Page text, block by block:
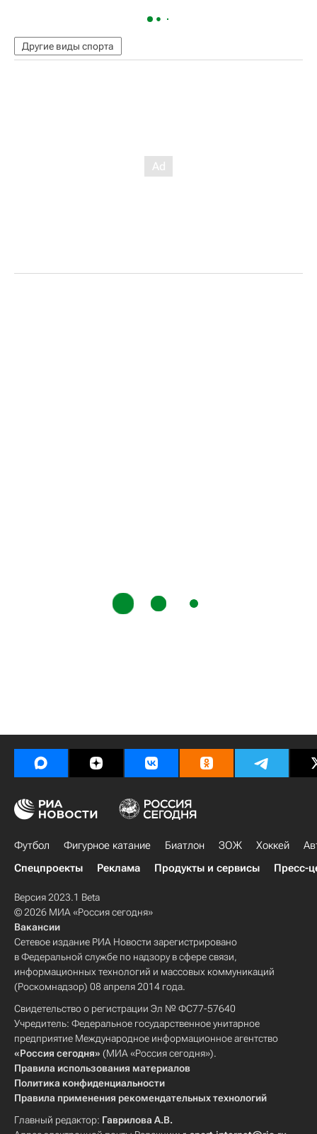
Другие виды спорта
Футбол Фигурное катание Биатлон ЗОЖ Хоккей
Спецпроекты
Реклама Продукты и сервисы Пресс-
Версия 2023.1 Beta
© 2026 МИА «Россия сегодня»
Вакансии
Сетевое издание РИА Новости зарегистрировано
в Федеральной службе по надзору в сфере связи,
информационных технологий и массовых коммуникаций
(Роскомнадзор) 08 апреля 2014 года.
Свидетельство о регистрации Эл № ФС77-57640
Учредитель: Федеральное государственное унитарное
предприятие Международное информационное агентство
«Россия сегодня» (МИА «Россия сегодня»).
Правила использования материалов
Политика конфиденциальности
Правила применения рекомендательных технологий
Главный редактор: Гаврилова А.В.